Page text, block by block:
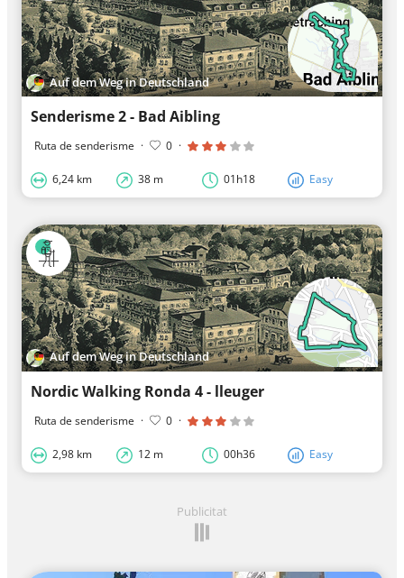
Auf dem Weg in Deutschland
Senderisme 2 - Bad Aibling
Ruta de senderisme · 0 ·
6,24 km 38 m 01h18 Easy
Auf dem Weg in Deutschland
Nordic Walking Ronda 4 - lleuger
Ruta de senderisme · 0 ·
2,98 km 12 m 00h36 Easy
Publicitat